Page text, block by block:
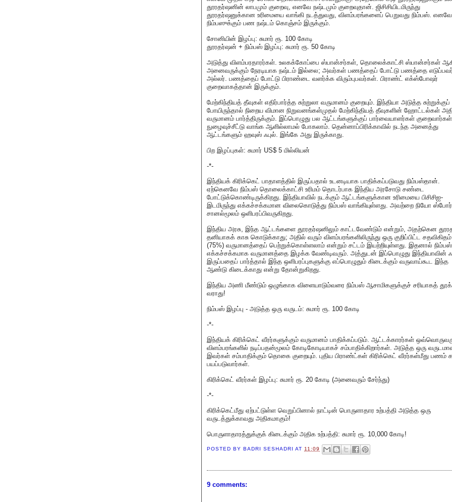
தூரதர்ஷனின் லாபமும் குறைவு, எனவே நஷ்டமும் குறைவுதான். ஜிசிசியிடமிருந்து
தூரதர்ஷனுக்கான உரிமையை வாங்கி நடத்துவது, விளம்பரங்களைப் பெறுவது நிம்பஸ். எனவே
நிம்பஸுக்கும் பண நஷ்டம் கொஞ்சம் இருக்கும்.
சோனியின் இழப்பு: சுமார் ரூ. 100 கோடி
தூரதர்ஷன் + நிம்பஸ் இழப்பு: சுமார் ரூ. 50 கோடி
அடுத்து விளம்பரதாரர்கள். உலகக்கோப்பை ஸ்பான்சர்கள், தொலைக்காட்சி ஸ்பான்சர்கள்
அனைவருக்கும் நேரடியாக நஷ்டம் இல்லை; அவர்கள் பணத்தைப் போட்டு பணத்தை
அல்லர். பணத்தைப் போட்டு பிராண்டை வளர்க்க விரும்புபவர்கள். பிராண்ட் எக்ஸ்போஷர்
குறைவாகத்தான் இருக்கும்.
மேற்கிந்தியத் தீவுகள் எதிர்பார்த்த சுற்றுலா வருமானம் குறையும். இந்தியா அடுத்த சுற்றுக்குப்
போயிருந்தால் நிறைய விமான நிறுவனங்கள்முதல் மேற்கிந்தியத் தீவுகளின் ஹோட்டல்கள்
வருமானம் பார்த்திருக்கும். இப்பொழுது பல ஆட்டங்களுக்குப் பார்வையாளர்கள் குறைவார்கள்.
நுழைவுச்சீட்டு வாங்க ஆளில்லாமல் போகலாம். தென்னாப்பிரிக்காவில் நடந்த அனைத்து
ஆட்டங்களும் ஹவுஸ் ஃபுல். இங்கே அது இருக்காது.
பிற இழப்புகள்: சுமார் US$ 5 மில்லியன்
-*-
இந்தியக் கிரிக்கெட் பாதாளத்தில் இருப்பதால் உடனடியாக பாதிக்கப்படுவது நிம்பஸ்தான்.
ஏற்கெனவே நிம்பஸ் தொலைக்காட்சி உரிமம் தொடர்பாக இந்திய அரசோடு சண்டை
போட்டுக்கொண்டிருக்கிறது. இந்தியாவில் நடக்கும் ஆட்டங்களுக்கான உரிமையை பிசிசிஐ-
இடமிருந்து எக்கச்சக்கமான விலைகொடுத்து நிம்பஸ் வாங்கியுள்ளது. அவற்றை நியோ
சானல்மூலம் ஒளிபரப்பிவருகிறது.
இந்திய அரசு, இந்த ஆட்டங்களை தூரதர்ஷனிலும் காட்டவேண்டும் என்றும், அதற்கென
தனியாகக் காசு கொடுக்காது; அதில் வரும் விளம்பரங்களிலிருந்து ஒரு குறிப்பிட்ட சதவிகிதம்
(75%) வருமானத்தைப் பெற்றுக்கொள்ளலாம் என்றும் சட்டம் இயற்றியுள்ளது. இதனால் நிம்பஸ்
எக்கச்சக்கமாக வருமானத்தை இழக்க வேண்டிவரும். அத்துடன் இப்பொழுது இந்தியாவின்
இருப்பதைப் பார்த்தால் இந்த ஒளிபரப்புகளுக்கு எப்பொழுதும் கிடைக்கும் வருவாய்கூட இந்த
ஆண்டு கிடைக்காது என்று தோன்றுகிறது.
இந்திய அணி மீண்டும் ஒழுங்காக விளையாடும்வரை நிம்பஸ் ஆசாமிகளுக்குச் சரியாகத்
வராது!
நிம்பஸ் இழப்பு - அடுத்த ஒரு வருடம்: சுமார் ரூ. 100 கோடி
-*-
இந்தியக் கிரிக்கெட் வீரர்களுக்கும் வருமானம் பாதிக்கப்படும். ஆட்டக்காரர்கள்
விளம்பரங்களில் நடிப்பதன்மூலம் கோடிகோடியாகச் சம்பாதிக்கிறார்கள். அடுத்த ஒரு
இவர்கள் சம்பாதிக்கும் தொகை குறையும். புதிய பிராண்ட்கள் கிரிக்கெட் வீரர்கள்மீது பணம்
பயப்படுவார்கள்.
கிரிக்கெட் வீரர்கள் இழப்பு: சுமார் ரூ. 20 கோடி (அனைவரும் சேர்ந்து)
-*-
கிரிக்கெட்மீது ஏற்பட்டுள்ள வெறுப்பினால் நாட்டின் பொருளாதார உற்பத்தி அடுத்த ஒரு
வருடத்துக்காவது அதிகமாகும்!
பொருளாதாரத்துக்குக் கிடைக்கும் அதிக உற்பத்தி: சுமார் ரூ. 10,000 கோடி!
POSTED BY BADRI SESHADRI AT11:09
9 comments: